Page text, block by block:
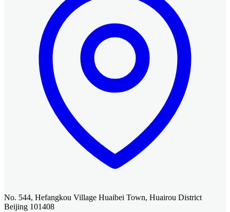
No. 544, Hefangkou Village Huaibei Town, Huairou District
Beijing 101408